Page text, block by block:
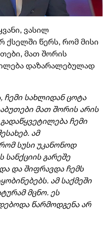
ვასილ
ქსელში წერს, რომ მისი
მათ შორის
დაზარალებულად
ჩემი სახლიდან ცოტა
მათ შორის არის
ჩემი
ამ
სუსი უკანონოდ
გარეშე
და შიფრავდა ჩემს
ამ საქმეში
მცნო. ეს
წარმოდგენა არ